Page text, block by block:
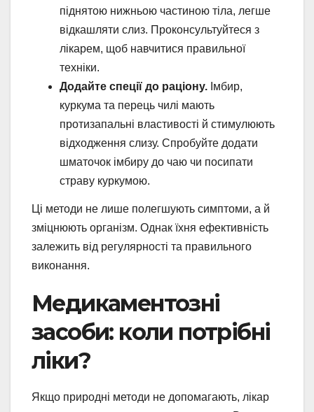
піднятою нижньою частиною тіла, легше
відкашляти слиз. Проконсультуйтеся з
лікарем, щоб навчитися правильної
техніки.
Додайте спеції до раціону. Імбир,
куркума та перець чилі мають
протизапальні властивості й стимулюють
відходження слизу. Спробуйте додати
шматочок імбиру до чаю чи посипати
страву куркумою.
Ці методи не лише полегшують симптоми, а й
зміцнюють організм. Однак їхня ефективність
залежить від регулярності та правильного
виконання.
Медикаментозні
засоби: коли потрібні
ліки?
Якщо природні методи не допомагають, лікар